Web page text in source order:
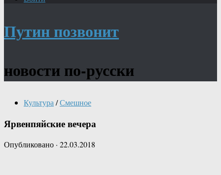
Путин позвонит
новости по-русски
Культура /Смешное
Ярвенпяйские вечера
Опубликовано · 22.03.2018